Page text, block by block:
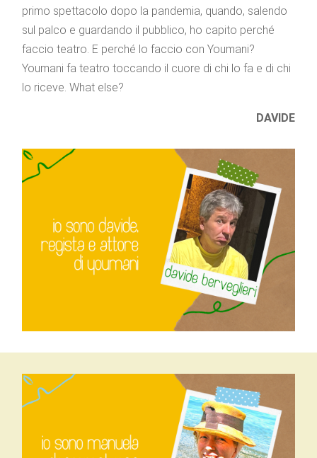
primo spettacolo dopo la pandemia, quando, salendo
sul palco e guardando il pubblico, ho capito perché
faccio teatro. E perché lo faccio con Youmani?
Youmani fa teatro toccando il cuore di chi lo fa e di chi
lo riceve. What else?
DAVIDE